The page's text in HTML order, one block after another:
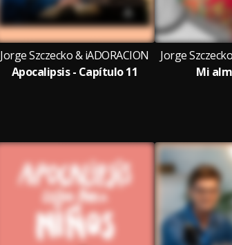
Jorge Szczecko & iADORACION
Apocalipsis - Capítulo 11
Jorge
Mi